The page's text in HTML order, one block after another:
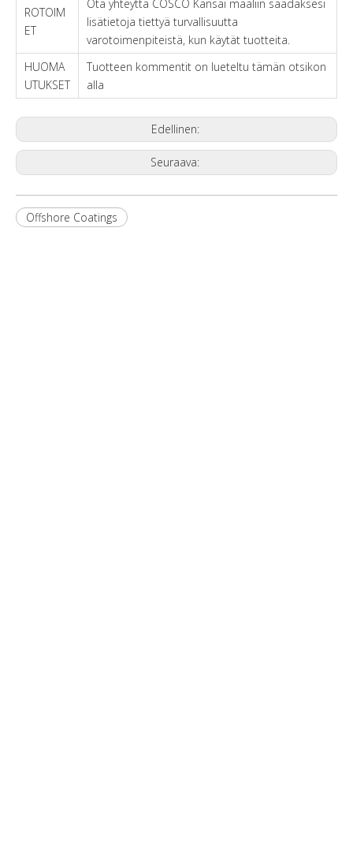
ROTOIM
ET
Ota yhteyttä COSCO Kansai maaliin saadaksesi
lisätietoja tiettyä turvallisuutta
varotoimenpiteistä, kun käytät tuotteita.
HUOMA
UTUKSET
Tuotteen kommentit on lueteltu tämän otsikon
alla
Edellinen:
Seuraava:
Offshore Coatings